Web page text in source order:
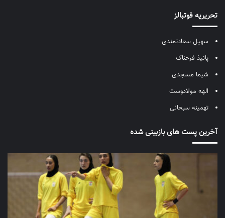
تحریریه فوتبالز
سهیل سعادتمندی
پانیذ فرحناک
شیما مسجدی
الهه مولادوست
تهمینه سبحانی
آخرین پست های بازبینی شده